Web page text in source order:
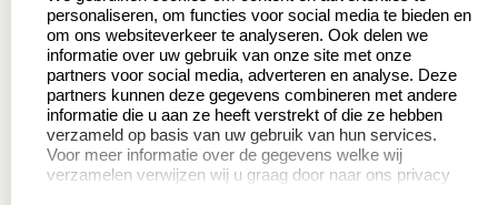
Sale
Betaling & Verzending
Retourneren
Herroepingsrecht
Productinformatie:
personaliseren, om functies voor social media te bieden en
om ons websiteverkeer te analyseren. Ook delen we
informatie over uw gebruik van onze site met onze
partners voor social media, adverteren en analyse. Deze
partners kunnen deze gegevens combineren met andere
informatie die u aan ze heeft verstrekt of die ze hebben
verzameld op basis van uw gebruik van hun services.
Voor meer informatie over de gegevens welke wij
verzamelen verwijzen wij u graag door naar ons privacy